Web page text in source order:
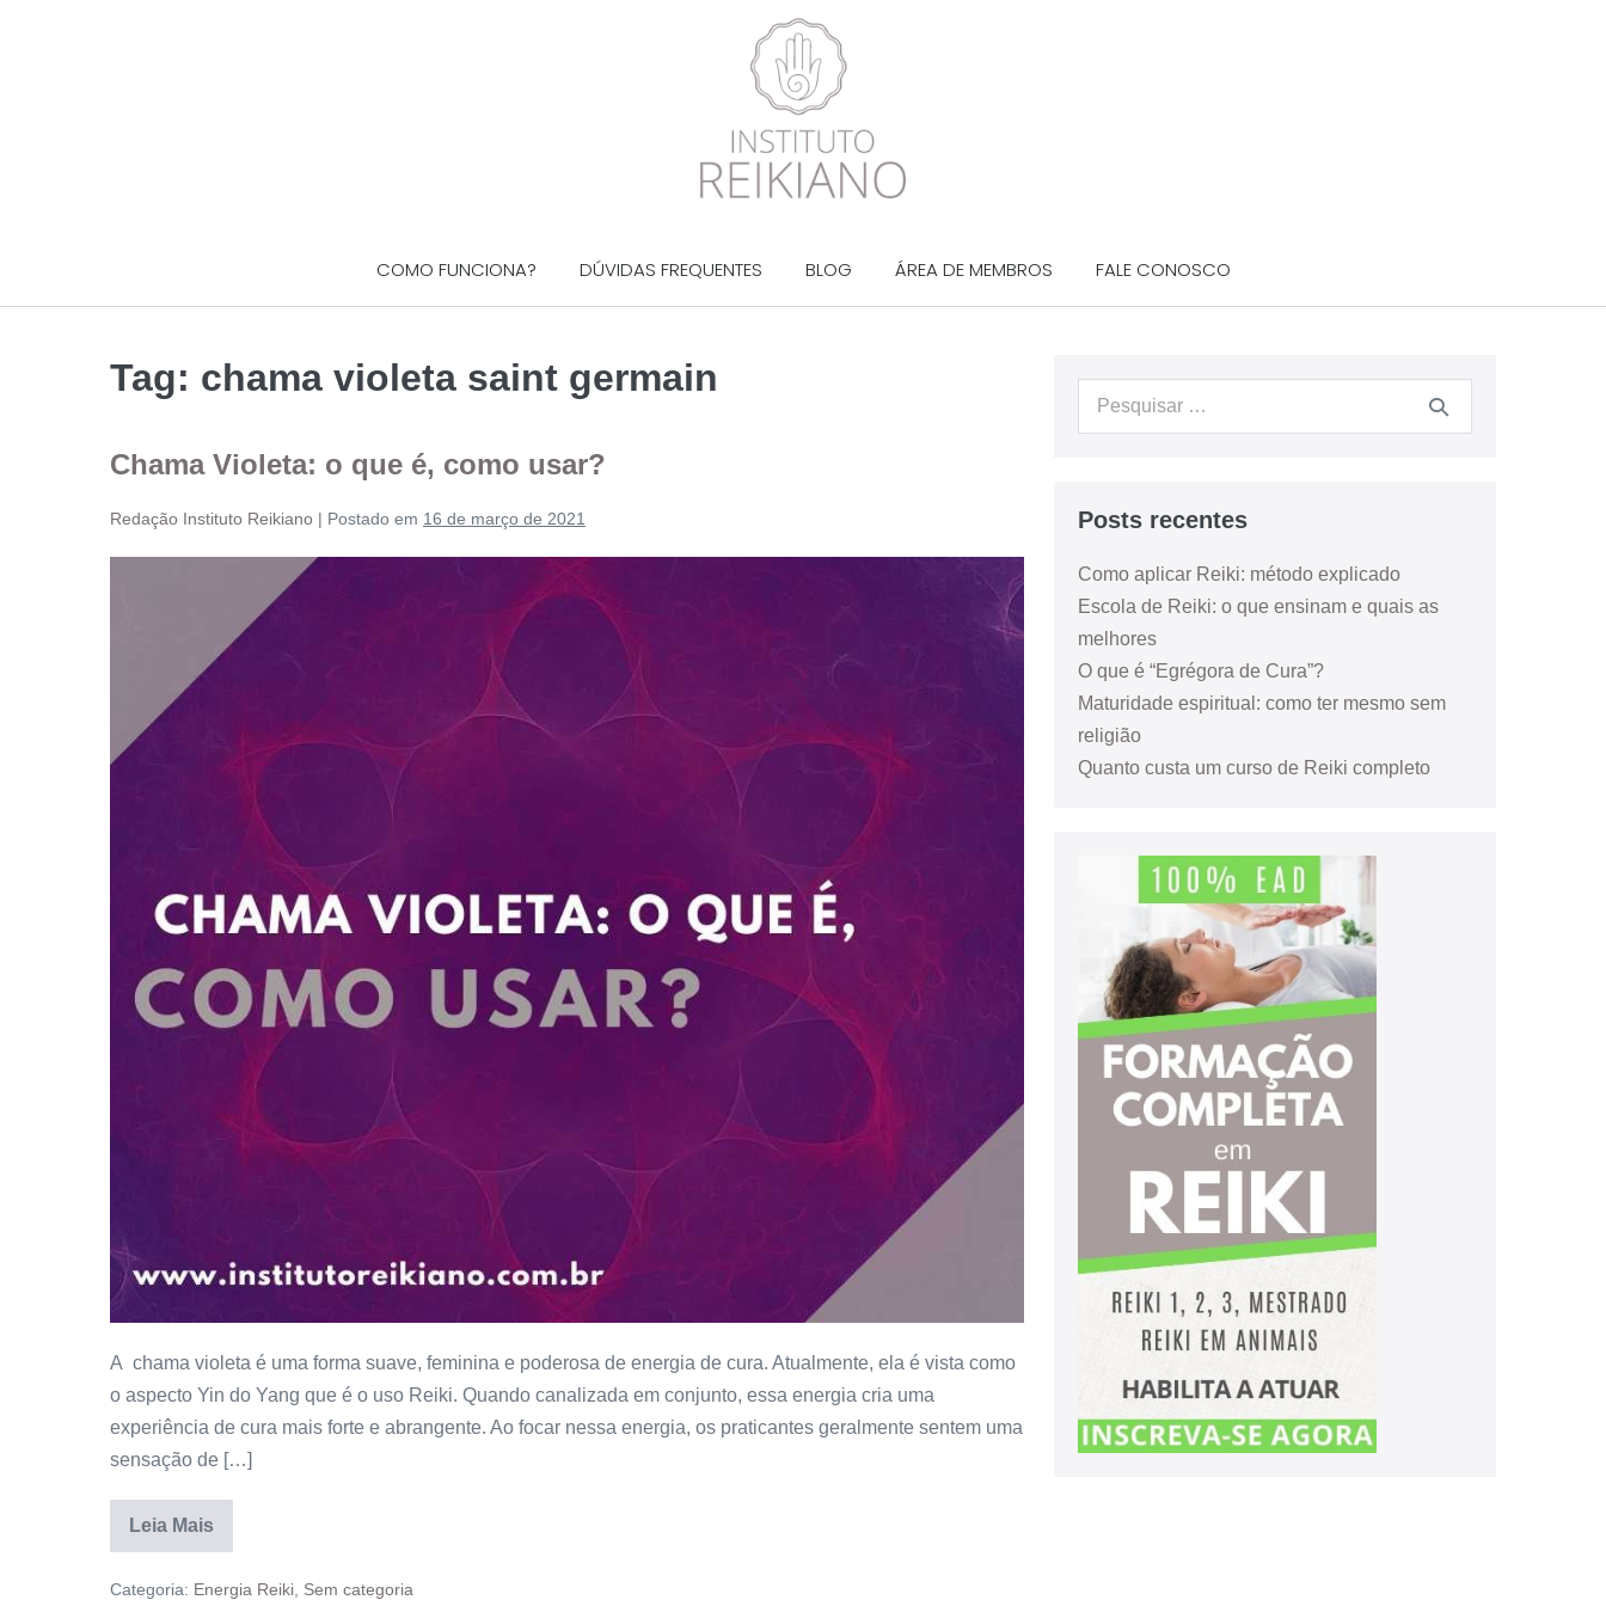
COMO FUNCIONA? DÚVIDAS FREQUENTES BLOG ÁREA DE MEMBROS FALE CONOSCO
Tag: chama violeta saint germain
Chama Violeta: o que é, como usar?
Redação Instituto Reikiano | Postado em 16 de março de 2021
A chama violeta é uma forma suave, feminina e poderosa de energia de cura. Atualmente, ela é vista como
o aspecto Yin do Yang que é o uso Reiki. Quando canalizada em conjunto, essa energia cria uma
experiência de cura mais forte e abrangente. Ao focar nessa energia, os praticantes geralmente sentem uma
sensação de […]
Leia Mais
Categoria: Energia Reiki, Sem categoria
Posts recentes
Como aplicar Reiki: método explicado
Escola de Reiki: o que ensinam e quais as
melhores
O que é “Egrégora de Cura”?
Maturidade espiritual: como ter mesmo sem
religião
Quanto custa um curso de Reiki completo